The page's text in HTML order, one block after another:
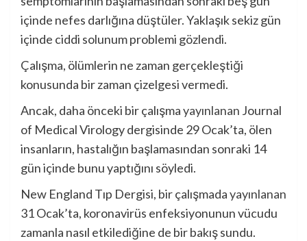
içinde nefes darlığına düştüler. Yaklaşık sekiz gün
içinde ciddi solunum problemi gözlendi.
Çalışma, ölümlerin ne zaman gerçekleştiği
konusunda bir zaman çizelgesi vermedi.
Ancak, daha önceki bir çalışmayayınlanan Journal
of Medical Virology dergisinde 29 Ocak’ta, ölen
insanların, hastalığın başlamasından sonraki 14
gün içinde bunu yaptığını söyledi.
New England Tıp Dergisi, bir çalışmadayayınlanan
31 Ocak’ta, koronavirüs enfeksiyonunun vücudu
zamanla nasıl etkilediğine de bir bakış sundu.